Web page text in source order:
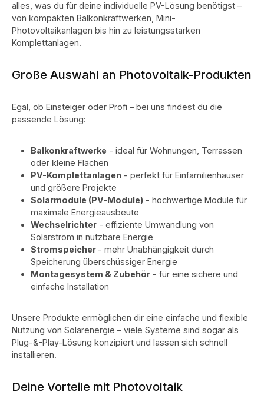
alles, was du für deine individuelle PV-Lösung benötigst –
von kompakten Balkonkraftwerken, Mini-
Photovoltaikanlagen bis hin zu leistungsstarken
Komplettanlagen.
Große Auswahl an Photovoltaik-Produkten
Egal, ob Einsteiger oder Profi – bei uns findest du die
passende Lösung:
Balkonkraftwerke - ideal für Wohnungen, Terrassen
oder kleine Flächen
PV-Komplettanlagen - perfekt für Einfamilienhäuser
und größere Projekte
Solarmodule (PV-Module) - hochwertige Module für
maximale Energieausbeute
Wechselrichter - effiziente Umwandlung von
Solarstrom in nutzbare Energie
Stromspeicher - mehr Unabhängigkeit durch
Speicherung überschüssiger Energie
Montagesystem & Zubehör - für eine sichere und
einfache Installation
Unsere Produkte ermöglichen dir eine einfache und flexible
Nutzung von Solarenergie – viele Systeme sind sogar als
Plug-&-Play-Lösung konzipiert und lassen sich schnell
installieren.
Deine Vorteile mit Photovoltaik